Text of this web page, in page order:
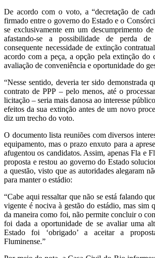
De acordo com o voto, a “decretação de
firmado entre o governo do Estado e o
se exclusivamente em um descumprimento
afastando-se a possibilidade de perda
consequente necessidade de extinção
acordo com a peça, a opção pela extinção do
avaliação de conveniência e oportunidade do
“Nesse sentido, deveria ter sido demonstrada
contrato de PPP – pelo menos, até o
licitação – seria mais danosa ao interesse
efeitos da sua extinção antes de um novo
diz um trecho do voto.
O documento lista reuniões com diversos
equipamento, mas o prazo enxuto para a
afugentou os candidatos. Assim, apenas Fla e
proposta e restou ao governo do Estado
a questão, visto que as autoridades alegaram
para manter o estádio:
“Cabe aqui ressaltar que não se está falando
vigente é nociva à gestão do estádio, mas sim
da maneira como foi, não permite concluir o
foi dada a oportunidade de se avaliar uma
Estado foi ‘obrigado’ a aceitar a
Fluminense.”